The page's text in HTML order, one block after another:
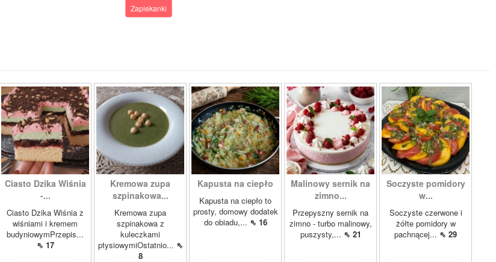
Zapiekanki
Ciasto Dzika Wiśnia
-...
Ciasto Dzika Wiśnia z
wiśniami i kremem
budyniowymPrzepis...
⇖ 17
Kremowa zupa
szpinakowa...
Kremowa zupa
szpinakowa z
kuleczkami
ptysiowymiOstatnio... ⇖
8
Kapusta na ciepło
Kapusta na ciepło to
prosty, domowy dodatek
do obiadu,... ⇖ 16
Malinowy sernik na
zimno...
Przepyszny sernik na
zimno - turbo malinowy,
puszysty,... ⇖ 21
Soczyste pomidory
w...
Soczyste czerwone i
żółte pomidory w
pachnącej... ⇖ 29